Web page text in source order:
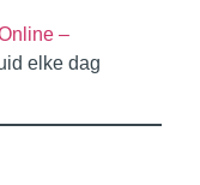
–
elke dag